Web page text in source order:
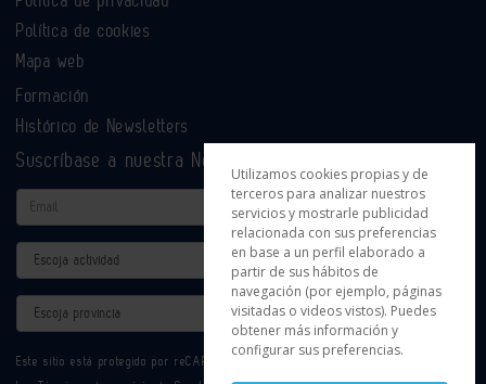
Política de cookies
Mapa web
Formación
Histórico de Newsletters
Suscríbase a nuestra Newsletter
Email
Actividad
Provincia
Este sitio está protegido por reCAPTCHA y se aplican la
Utilizamos cookies propias y de
terceros para analizar nuestros
servicios y mostrarle publicidad
relacionada con sus preferencias
en base a un perfil elaborado a
partir de sus hábitos de
navegación (por ejemplo, páginas
visitadas o videos vistos). Puedes
obtener más información y
configurar sus preferencias.